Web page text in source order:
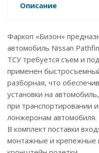
Описание
Фаркоп «Бизон»
автомобиль Nissan
ТСУ требуется съем и
применен
разборная, что
установки на
при транспортировании
лонжеронам автомобиля.
В комплект поставки
монтажные и крепежные